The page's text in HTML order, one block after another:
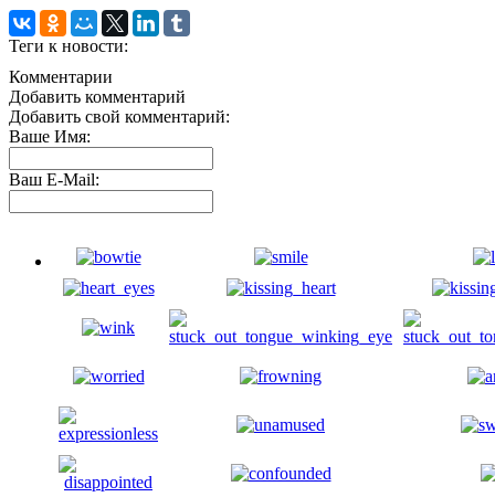
Теги к новости:
Комментарии
Добавить комментарий
Добавить свой комментарий:
Ваше Имя:
Ваш E-Mail: